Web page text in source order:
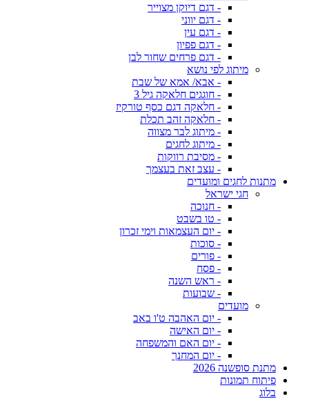
- דגם דיוקן מצוייר
- דגם יווני
- דגם עין
- דגם פפיון
- דגם פרחים שחור לבן
מיתוג לפי נושא
- אבא/ אמא של שבת
- חוגגים חלאקה גיל 3
- חלאקה דגם כסף טורקיז
- חלאקה זהב תכלת
- מיתוג לבר מצווה
- מיתוג לחגים
- מסיבת רווקות
- עצב זאת בעצמך
מתנות לחגים ומועדים
חגי ישראל
- חנוכה
- טו בשבט
- יום העצמאות וימי זכרון
- סוכות
- פורים
- פסח
- ראש השנה
- שבועות
מועדים
- יום האהבה ט'ו באב
- יום האישה
- יום האם והמשפחה
- יום המחנך
מתנת סופשנה 2026
פיתוח תמונות
בלוג